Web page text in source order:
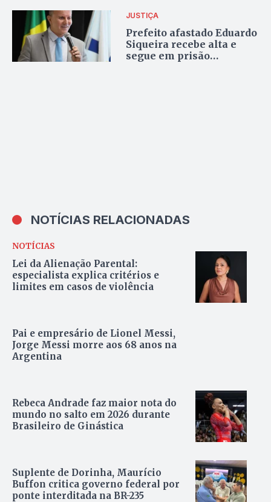
JUSTIÇA
Prefeito afastado Eduardo
Siqueira recebe alta e
segue em prisão
NOTÍCIAS RELACIONADAS
NOTÍCIAS
Lei da Alienação Parental:
especialista explica critérios e
limites em casos de violência
Pai e empresário de Lionel Messi,
Jorge Messi morre aos 68 anos na
Argentina
Rebeca Andrade faz maior nota do
mundo no salto em 2026 durante
Brasileiro de Ginástica
Suplente de Dorinha, Maurício
Buffon critica governo federal por
ponte interditada na BR-235